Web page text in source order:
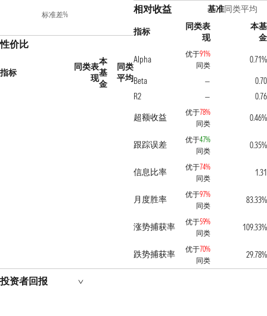
标准差%
性价比
指标
同类表
现
本
基
金
同类
平均
相对收益 基准同类平均
指标
同类表
现
本基
金
Alpha
优于91%
同类
0.71%
Beta
—
0.70
R2
—
0.76
超额收益
优于78%
同类
0.46%
跟踪误差 优于47%
同类
0.35%
信息比率 优于74%
同类
1.31
月度胜率 优于97%
同类
83.33%
涨势捕获率 优于59%
同类
109.33%
跌势捕获率 优于70%
同类
29.78%
投资者回报